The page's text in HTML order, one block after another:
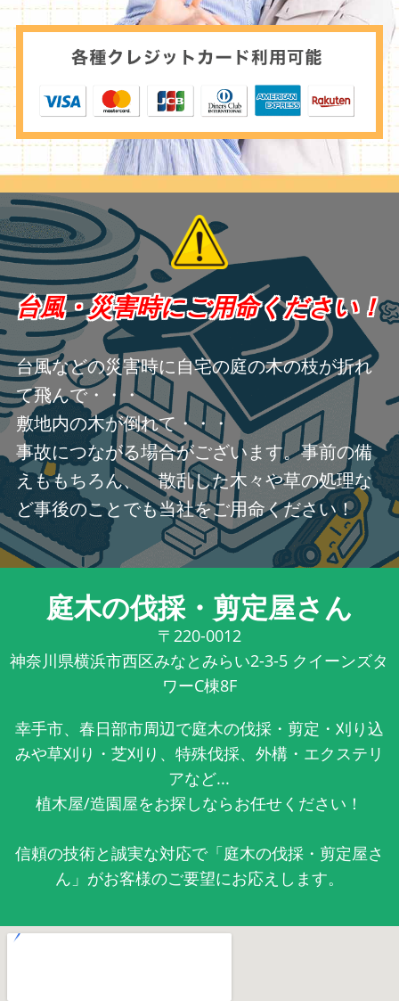
台風・災害時にご用命ください！
台風などの災害時に自宅の庭の木の枝が折れ
て飛んで・・・
敷地内の木が倒れて・・・
事故につながる場合がございます。事前の備
えももちろん、 散乱した木々や草の処理な
ど事後のことでも当社をご用命ください！
庭木の伐採・剪定屋さん
〒220-0012
神奈川県横浜市西区みなとみらい2-3-5 クイーンズタ
ワーC棟8F
幸手市、春日部市周辺で庭木の伐採・剪定・刈り込
みや草刈り・芝刈り、特殊伐採、外構・エクステリ
アなど...
植木屋/造園屋をお探しならお任せください！
信頼の技術と誠実な対応で「庭木の伐採・剪定屋さ
ん」がお客様のご要望にお応えします。